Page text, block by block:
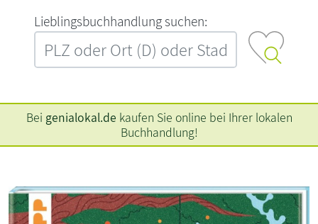
L‍i‍e‍b‍l‍i‍n‍g‍s‍b‍u‍c‍h‍h‍a‍n‍d‍l‍u‍n‍g‍ ‍s‍u‍c‍h‍e‍n‍:‍
Bei genialokal.de kaufen Sie online bei Ihrer lokalen
Buchhandlung!